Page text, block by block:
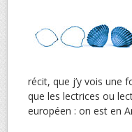
récit, que j’y vois une
que les lectrices ou
européen : on est en